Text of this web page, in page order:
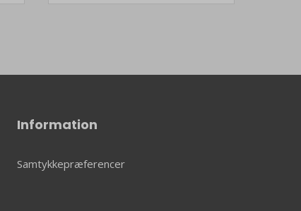
Information
Samtykkepræferencer